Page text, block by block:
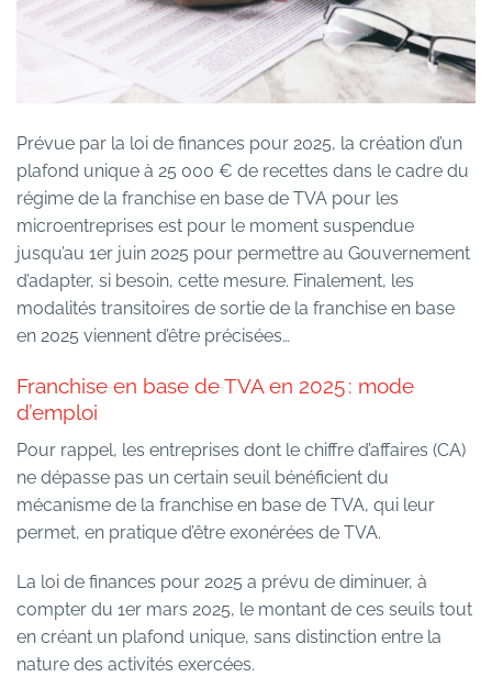
Prévue par la loi de finances pour 2025, la création d’un
plafond unique à 25 000 € de recettes dans le cadre du
régime de la franchise en base de TVA pour les
microentreprises est pour le moment suspendue
jusqu’au 1er juin 2025 pour permettre au Gouvernement
d’adapter, si besoin, cette mesure. Finalement, les
modalités transitoires de sortie de la franchise en base
en 2025 viennent d’être précisées…
Franchise en base de TVA en 2025 : mode
d’emploi
Pour rappel, les entreprises dont le chiffre d’affaires (CA)
ne dépasse pas un certain seuil bénéficient du
mécanisme de la franchise en base de TVA, qui leur
permet, en pratique d’être exonérées de TVA.
La loi de finances pour 2025 a prévu de diminuer, à
compter du 1er mars 2025, le montant de ces seuils tout
en créant un plafond unique, sans distinction entre la
nature des activités exercées.